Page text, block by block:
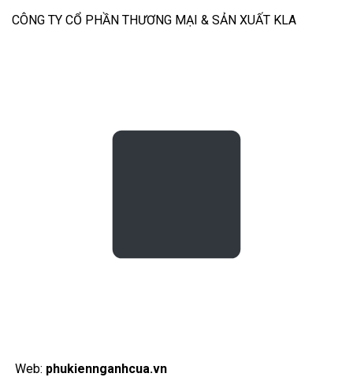
CÔNG TY CỔ PHẦN THƯƠNG MẠI & SẢN XUẤT KLA
Web: phukiennganhcua.vn